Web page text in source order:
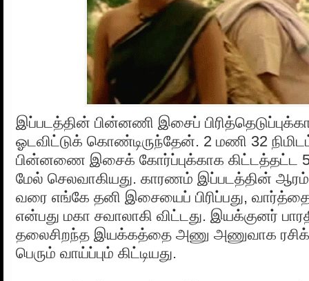
இப்படத்தின் பின்னணி இசைப்
ஓடவிட்டுக் கொண்டிருந்தேன். 2 மணி 32
பின்னணை இசைக் கோர்ப்புக்காக கிட்டத்தட்ட 5
மேல் செலவாகியது. காரணம் இப்படத்தின்
வரை எங்கே தனி இசையைப் பிரிப்பது,
என்பது மகா சவாலாகி விட்டது. இயக்குனர்
தலைசிறந்த இயக்கத்தை அணு அணுவாக
பெரும் வாய்ப்பும் கிட்டியது.